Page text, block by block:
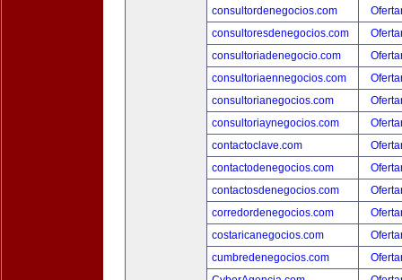
consultordenegocios.com
consultoresdenegocios.com
consultoriadenegocio.com
consultoriaennegocios.com
consultorianegocios.com
consultoriaynegocios.com
contactoclave.com
contactodenegocios.com
contactosdenegocios.com
corredordenegocios.com
costaricanegocios.com
cumbredenegocios.com